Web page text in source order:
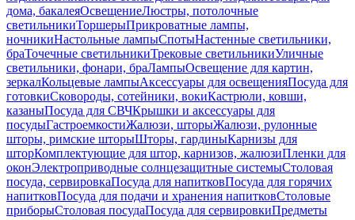
дома, бакалеяОсвещениеЛюстры, потолочные
светильникиТоршерыПрикроватные лампы,
ночникиНастольные лампыСпотыНастенные светильники,
браТочечные светильникиТрековые светильникиУличные
светильники, фонари, браЛампыОсвещение для картин,
зеркалКольцевые лампыАксессуары для освещенияПосуда для
готовкиСковороды, сотейники, вокиКастрюли, ковши,
казаныПосуда для СВЧКрышки и аксессуары для
посудыГастроемкостиЖалюзи, шторыЖалюзи, рулонные
шторы, римские шторыШторы, гардиныКарнизы для
шторКомплектующие для штор, карнизов, жалюзиПленки для
оконЭлектроприводные солнцезащитные системыСтоловая
посуда, сервировкаПосуда для напитковПосуда для горячих
напитковПосуда для подачи и хранения напитковСтоловые
приборыСтоловая посудаПосуда для сервировкиПредметы